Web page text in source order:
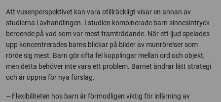
Att vuxenperspektivet kan vara otillräckligt visar en annan av
studierna i avhandlingen. I studien kombinerade barn sinnesintryck
beroende på vad som var mest framträdande. När ett ljud spelades
upp koncentrerades barns blickar på bilder av munrörelser som
rörde sig mest. Barn gör ofta fel kopplingar mellan ord och objekt,
men detta behöver inte vara ett problem. Barnet ändrar lätt strategi
och är öppna för nya förslag.
– Flexibiliteten hos barn är förmodligen viktig för inlärning av